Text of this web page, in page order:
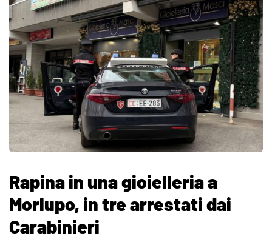
Rapina in una gioielleria a
Morlupo, in tre arrestati dai
Carabinieri